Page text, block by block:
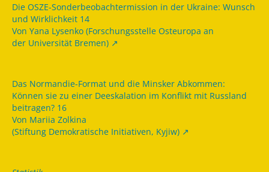
Die OSZE-Sonderbeobachtermission in der Ukraine: Wunsch
und Wirklichkeit 14
Von Yana Lysenko (Forschungsstelle Osteuropa an
der Universität Bremen)
Das Normandie-Format und die Minsker Abkommen:
Können sie zu einer Deeskalation im Konflikt mit Russland
beitragen? 16
Von Mariia Zolkina
(Stiftung Demokratische Initiativen, Kyjiw)